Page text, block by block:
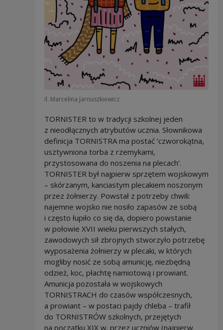
il. Marcelina Jarnuszkiewicz
TORNISTER to w tradycji szkolnej jeden
z nieodłącznych atrybutów ucznia. Słownikowa
definicja TORNISTRA ma postać ‘czworokątna,
usztywniona torba z rzemykami,
przystosowana do noszenia na plecach’.
TORNISTER był najpierw sprzętem wojskowym
– skórzanym, kanciastym plecakiem noszonym
przez żołnierzy. Powstał z potrzeby chwili:
najemne wojsko nie nosiło zapasów ze sobą
i często łupiło co się da, dopiero powstanie
w połowie XVII wieku pierwszych stałych,
zawodowych sił zbrojnych stworzyło potrzebę
wyposażenia żołnierzy w plecaki, w których
mogliby nosić ze sobą amunicję, niezbędną
odzież, koc, płachtę namiotową i prowiant.
Amunicja pozostała w wojskowych
TORNISTRACH do czasów współczesnych,
a prowiant – w postaci pajdy chleba – trafił
do TORNISTRÓW szkolnych, przejętych
na początku XIX w. przez uczniów (najpierw